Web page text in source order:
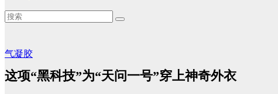
气凝胶
这项“黑科技”为“天问一号”穿上神奇外衣